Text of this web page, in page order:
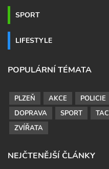
SPORT
LIFESTYLE
POPULÁRNÍ TÉMATA
PLZEŇ AKCE POLICIE
DOPRAVA
SPORT
ZVÍŘATA
NEJČTENĚJŠÍ ČLÁNKY